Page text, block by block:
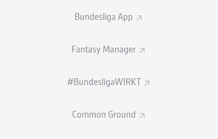
Bundesliga App
Fantasy Manager
#BundesligaWIRKT
Common Ground
Halbzeit von Fürth, in der Gießelmann per Standard traf,
und einer guten Anfangsphase in Halbzeit zwei
Doppelpack zum Matchwinner.